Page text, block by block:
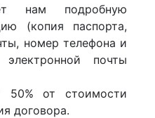
нам подробную
(копия паспорта,
номер телефона и
почты
50% от стоимости
договора.